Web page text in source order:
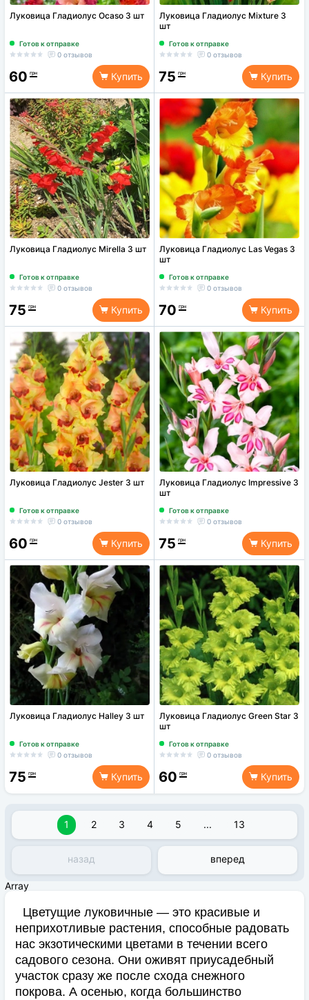
Луковица Гладиолус Ocaso 3 шт
Готов к отправке
0 отзывов
60 грн Купить
Луковица Гладиолус Mixture 3
шт
Готов к отправке
0 отзывов
75 грн Купить
Луковица Гладиолус Mirella 3 шт
Готов к отправке
0 отзывов
75 грн Купить
Луковица Гладиолус Las Vegas 3
шт
Готов к отправке
0 отзывов
70 грн Купить
Луковица Гладиолус Jester 3 шт
Готов к отправке
0 отзывов
60 грн Купить
Луковица Гладиолус Impressive 3
шт
Готов к отправке
0 отзывов
75 грн Купить
Луковица Гладиолус Halley 3 шт
Готов к отправке
0 отзывов
75 грн Купить
Луковица Гладиолус Green Star 3
шт
Готов к отправке
0 отзывов
60 грн Купить
назад
1 2 3 4 5 ... 13
вперед
Array
Цветущие луковичные — это красивые и
неприхотливые растения, способные радовать
нас экзотическими цветами в течении всего
садового сезона. Они оживят приусадебный
участок сразу же после схода снежного
покрова. А осенью, когда большинство